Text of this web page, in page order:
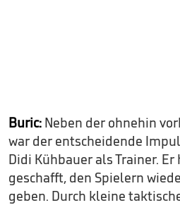
Buric: Neben der ohnehin
war der entscheidende
Didi Kühbauer als Trainer.
geschafft, den Spielern
geben. Durch kleine